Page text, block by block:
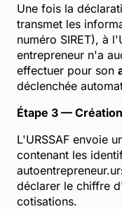
Une fois la
transmet les
numéro SIRET), à
entrepreneur n'a
effectuer pour son
déclenchée
Étape 3 —
L'URSSAF envoie
contenant les
déclarer le chiffre
cotisations.